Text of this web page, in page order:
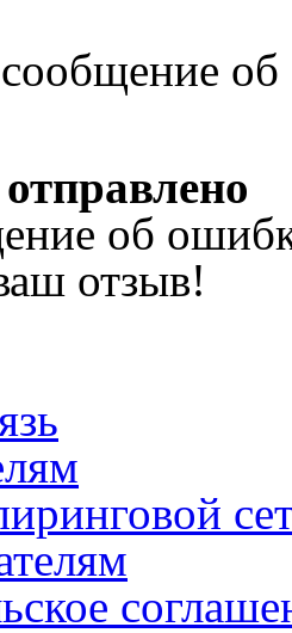
об
об
отзыв!